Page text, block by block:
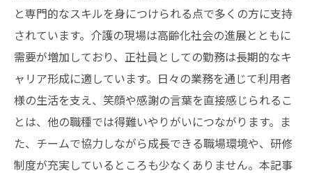
と専門的なスキルを身につけられる点で多くの方に支持
されています。介護の現場は高齢化社会の進展とともに
需要が増加しており、正社員としての勤務は長期的なキ
ャリア形成に適しています。日々の業務を通じて利用者
様の生活を支え、笑顔や感謝の言葉を直接感じられるこ
とは、他の職種では得難いやりがいにつながります。ま
た、チームで協力しながら成長できる職場環境や、研修
制度が充実しているところも少なくありません。本記事